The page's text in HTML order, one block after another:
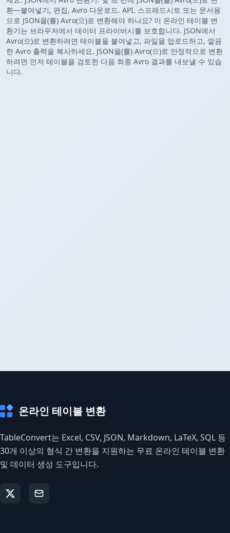
환—붙여넣기, 편집, Avro 다운로드. API, 스프레드시트 또는 문서용
으로 JSON을(를) Avro(으)로 변환해야 하나요? 이 온라인 테이블 변
환기는 브라우저에서 데이터 프라이버시를 보호합니다. JSON에서
Avro(으)로 변환하려면 테이블을 붙여넣고, 파일을 업로드하고, 깔끔
한 Avro 출력을 복사하세요. JSON을(를) Avro(으)로 안정적으로 변환
하려면 먼저 테이블을 검토한 다음 최종 Avro 결과를 내보낼 수 있습
니다.
온라인 테이블 변환
TableConvert는 Excel, CSV, JSON, Markdown, LaTeX, SQL 등
30개 이상의 형식 간 변환을 지원하는 무료 온라인 테이블 변환
및 데이터 생성 도구입니다.